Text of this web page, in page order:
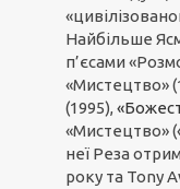
Найбільше
п’єсами
«Мистецтво»
(1995),
«Мистецтво»
неї Реза
року та Tony